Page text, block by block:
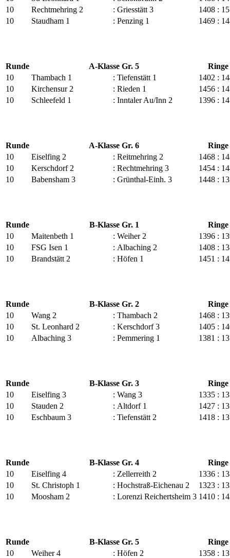
10
Rechtmehring 2 : Griesstätt 3 1408 :
10
Staudham 1 : Penzing 1 1469 :
Runde A-Klasse Gr. 5
Ringe
10
Thambach 1 : Tiefenstätt 1 1402 :
10
Kirchensur 2 : Rieden 1 1456 :
10
Schleefeld 1 : Inntaler Au/Inn 2 1396 :
Runde A-Klasse Gr. 6
Ringe
10
Eiselfing 2 : Reitmehring 2 1468 :
10
Kerschdorf 2 : Rechtmehring 3 1454 :
10
Babensham 3 : Grünthal-Einh. 3 1448 :
Runde B-Klasse Gr. 1
Ringe
10
Maitenbeth 1 : Weiher 2 1396 :
10
FSG Isen 1 : Albaching 2 1408 :
10
Brandstätt 2 : Höfen 1 1451 :
Runde B-Klasse Gr. 2
Ringe
10
Wang 2 : Thambach 2 1468 :
10
St. Leonhard 2 : Kerschdorf 3 1405 :
10
Albaching 3 : Pemmering 1 1381 :
Runde B-Klasse Gr. 3
Ringe
10
Eiselfing 3 : Wang 3 1335 :
10
Stauden 2 : Altdorf 1 1427 :
10
Eschbaum 3 : Tiefenstätt 2 1418 :
Runde B-Klasse Gr. 4
Ringe
10
Eiselfing 4 : Zellerreith 2 1336 :
10
St. Christoph 1 : Hochstraß-Eichenau 2 1323 :
10
Moosham 2 : Lorenzi Reichertsheim 3 1410 :
Runde B-Klasse Gr. 5
Ringe
10
Weiher 4 : Höfen 2 1358 :